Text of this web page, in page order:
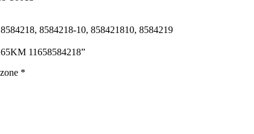
8584218-10, 858421810, 8584219
11658584218”
*